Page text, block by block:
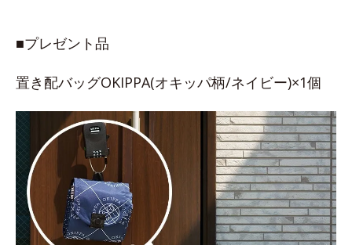
■プレゼント品
置き配バッグOKIPPA(オキッパ柄/ネイビー)×1個